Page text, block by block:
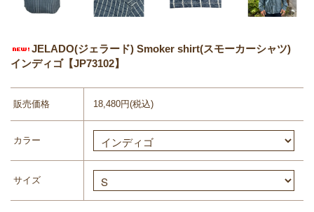
JELADO(ジェラード) Smoker shirt(スモーカーシャツ)
インディゴ【JP73102】
販売価格 18,480円(税込)
カラー
サイズ